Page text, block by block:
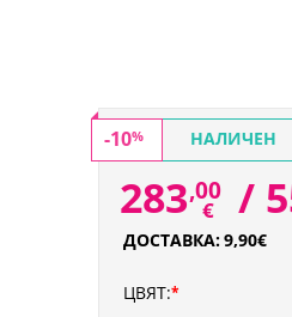
-10% НАЛИЧЕН
283,00
€ /
ДОСТАВКА:9,90€
ЦВЯТ: